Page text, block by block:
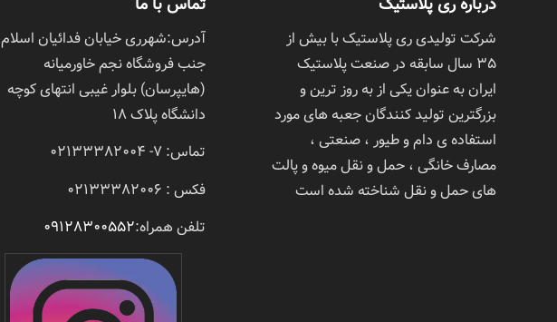
درباره ری پلاستیک
شرکت تولیدی ری پلاستیک با بیش از
٣۵ سال سابقه در صنعت پلاستیک
ایران به عنوان یکی از به روز ترین و
بزرگترین تولید کنندگان جعبه های مورد
استفاده ی دام و طیور ، صنعتی ،
مصارف خانگی ، حمل و نقل میوه و پالت
های حمل و نقل شناخته شده است
تماس با ما
آدرس:شهرری خیابان فدائیان اسلام
جنب فروشگاه نجم خاورمیانه
(هایپرسان) بلوار غیبی انتهای کوچه
دانشگاه پلاک 18
تماس: 7- 02133382004
فکس : 02133382006
تلفن همراه:09128300552